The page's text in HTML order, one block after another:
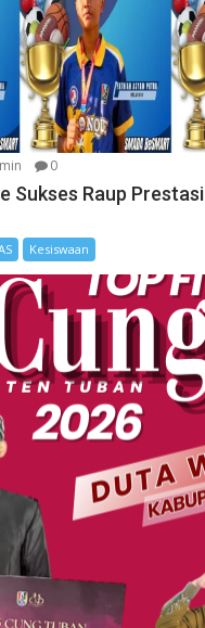
0
Sukses Raup Prestasi
Kesiswaan